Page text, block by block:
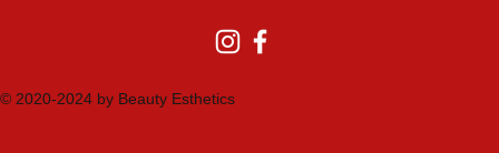
© 2020-2024 by Beauty Esthetics